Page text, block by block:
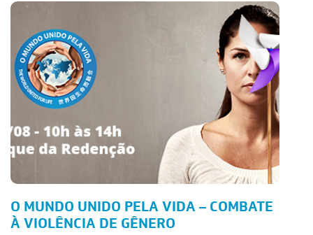
O MUNDO UNIDO PELA VIDA – COMBATE
À VIOLÊNCIA DE GÊNERO